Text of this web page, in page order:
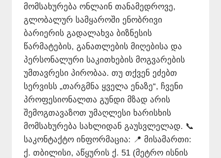
მომსახურება ონლაინ თანამედროვე,
გლობალურ სამყაროში ენობრივი
ბარიერის გადალახვა ბიზნესის
წარმატების, განათლების მიღებისა და
პერსონალური საკითხების მოგვარების
უმთავრესი პირობაა. თუ თქვენ ეძებთ
სერვისს „თარგმნა ყველა ენაზე“, ჩვენი
პროფესიონალთა გუნდი მზად არის
შემოგთავაზოთ უმაღლესი ხარისხის
მომსახურება სახლიდან გაუსვლელად. 📞
საკონტაქტო ინფორმაცია: 📍 მისამართი:
ქ. თბილისი, აწყურის ქ. 51 (მეტრო ისნის